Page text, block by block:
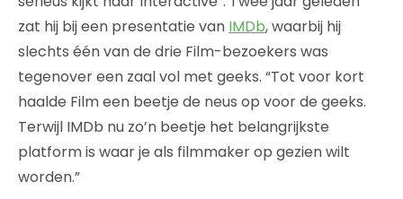
zat hij bij een presentatie van IMDb, waarbij hij
slechts één van de drie Film-bezoekers was
tegenover een zaal vol met geeks. “Tot voor kort
haalde Film een beetje de neus op voor de geeks.
Terwijl IMDb nu zo’n beetje het belangrijkste
platform is waar je als filmmaker op gezien wilt
worden.”